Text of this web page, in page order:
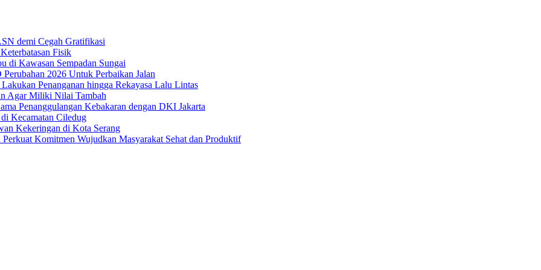
demi Cegah Gratifikasi
Fisik
di Kawasan Sempadan Sungai
2026 Untuk Perbaikan Jalan
Penanganan hingga Rekayasa Lalu Lintas
Agar Miliki Nilai Tambah
Penanggulangan Kebakaran dengan DKI Jakarta
Kecamatan Ciledug
Kekeringan di Kota Serang
Komitmen Wujudkan Masyarakat Sehat dan Produktif